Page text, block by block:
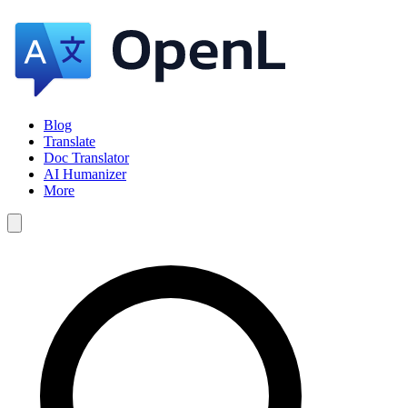
Blog
Translate
Doc Translator
AI Humanizer
More